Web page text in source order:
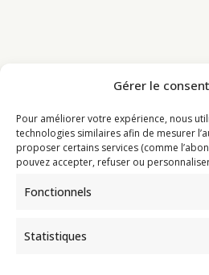
Gérer le
Pour améliorer votre expérience, nous
technologies similaires afin de mesurer
proposer certains services (comme
pouvez accepter, refuser ou
Fonctionnels
Statistiques
Programme
Actualités
Ressources
Infos pratiques